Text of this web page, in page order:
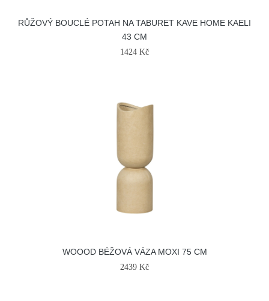
RŮŽOVÝ BOUCLÉ POTAH NA TABURET KAVE HOME KAELI
43 CM
1424 Kč
WOOOD BÉŽOVÁ VÁZA MOXI 75 CM
2439 Kč